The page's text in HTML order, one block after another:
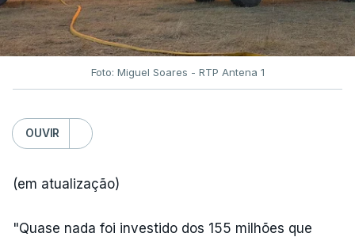
Foto: Miguel Soares - RTP Antena 1
OUVIR
(em atualização)
"Quase nada foi investido dos 155 milhões que